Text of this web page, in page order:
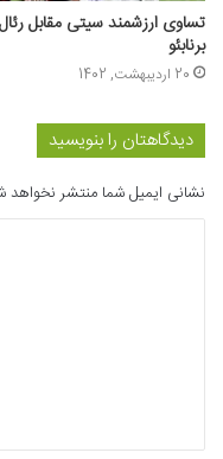
تساوی ارزشمند سیتی مقابل
برنابئو
20 اردیبهشت, 1402
دیدگاهتان را بنویسید
نشانی ایمیل شما منتشر نخواهد
*